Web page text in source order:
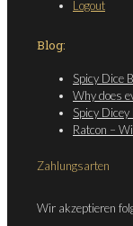
Logout
Blog:
Spicy Dice
Why does
Spicy Dicey
Ratcon –
Zahlungsarten
Wir akzeptieren